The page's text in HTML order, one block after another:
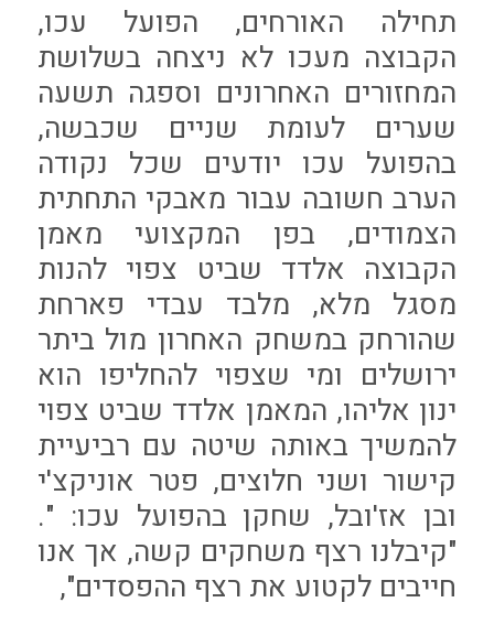
תחילה האורחים, הפועל עכו,
הקבוצה מעכו לא ניצחה בשלושת
המחזורים האחרונים וספגה תשעה
שערים לעומת שניים שכבשה,
בהפועל עכו יודעים שכל נקודה
הערב חשובה עבור מאבקי התחתית
הצמודים, בפן המקצועי מאמן
הקבוצה אלדד שביט צפוי להנות
מסגל מלא, מלבד עבדי פארחת
שהורחק במשחק האחרון מול ביתר
ירושלים ומי שצפוי להחליפו הוא
ינון אליהו, המאמן אלדד שביט צפוי
להמשיך באותה שיטה עם רביעיית
קישור ושני חלוצים, פטר אוניקצ'י
ובן אז'ובל, שחקן בהפועל עכו: ".
"קיבלנו רצף משחקים קשה, אך אנו
חייבים לקטוע את רצף ההפסדים",